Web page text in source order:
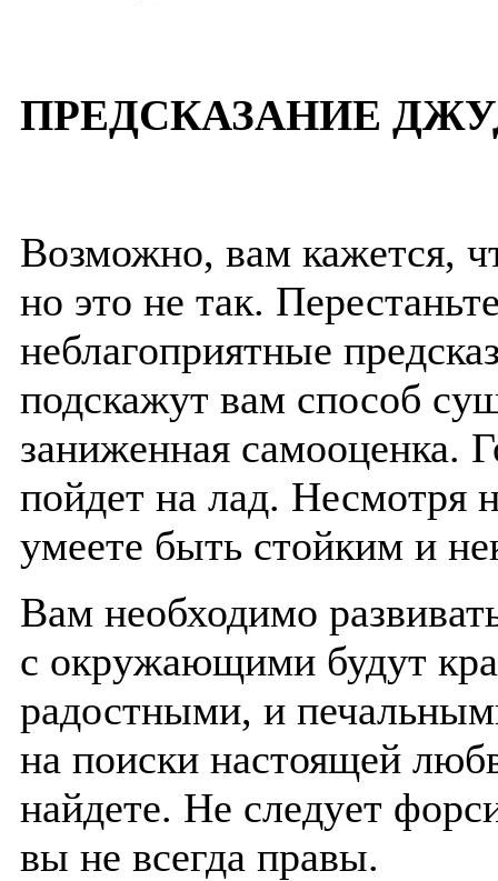
ПРЕДСКАЗАНИЕ
Возможно, вам кажется,
но это не так.
неблагоприятные
подскажут вам способ
заниженная самооценка.
пойдет на лад. Несмотря
умеете быть стойким и
Вам необходимо
с окружающими будут
радостными, и
на поиски настоящей
найдете. Не следует
вы не всегда правы.